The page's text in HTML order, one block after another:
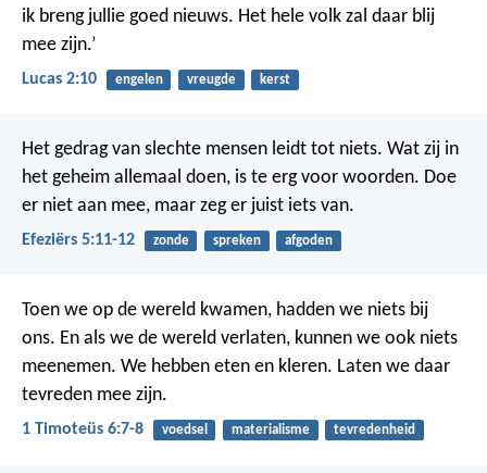
ik breng jullie goed nieuws. Het hele volk zal daar blij
mee zijn.’
Lucas 2:10 engelen vreugde kerst
Het gedrag van slechte mensen leidt tot niets. Wat zij in
het geheim allemaal doen, is te erg voor woorden. Doe
er niet aan mee, maar zeg er juist iets van.
Efeziërs 5:11-12 zonde spreken afgoden
Toen we op de wereld kwamen, hadden we niets bij
ons. En als we de wereld verlaten, kunnen we ook niets
meenemen. We hebben eten en kleren. Laten we daar
tevreden mee zijn.
1 Timoteüs 6:7-8 voedsel materialisme tevredenheid